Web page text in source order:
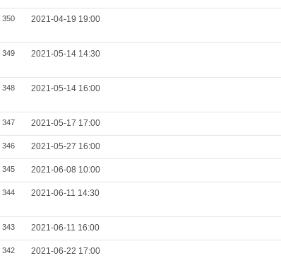
350 2021-04-19 19:00
349 2021-05-14 14:30
348 2021-05-14 16:00
347 2021-05-17 17:00
346 2021-05-27 16:00
345 2021-06-08 10:00
344 2021-06-11 14:30
343 2021-06-11 16:00
342 2021-06-22 17:00